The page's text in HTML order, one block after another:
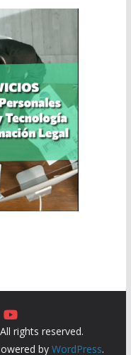
rights reserved.
by WordPress.